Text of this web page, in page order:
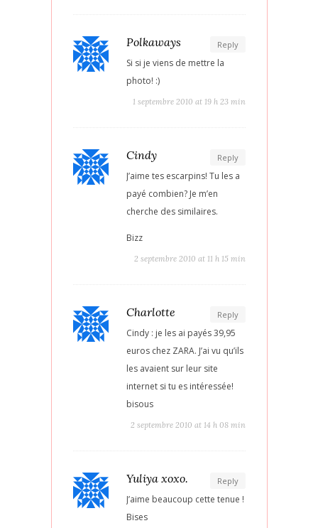
Reply
Polkaways
Si si je viens de mettre la
photo! :)
1 septembre 2010 at 19 h 23 min
Reply
Cindy
J’aime tes escarpins! Tu les a
payé combien? Je m’en
cherche des similaires.
Bizz
2 septembre 2010 at 11 h 15 min
Reply
Charlotte
Cindy : je les ai payés 39,95
euros chez ZARA. J’ai vu qu’ils
les avaient sur leur site
internet si tu es intéressée!
bisous
2 septembre 2010 at 14 h 08 min
Reply
Yuliya xoxo.
J’aime beaucoup cette tenue !
Bises